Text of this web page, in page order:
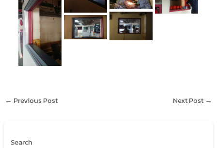
← Previous Post Next Post →
Search